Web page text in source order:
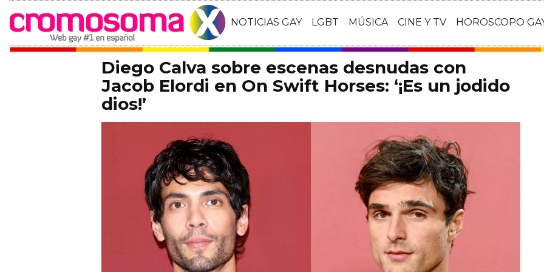
NOTICIAS GAY LGBT MÚSICA CINE Y TV HOROSCOPO
Diego Calva sobre escenas desnudas con
Jacob Elordi en On Swift Horses: ‘¡Es un jodido
dios!’